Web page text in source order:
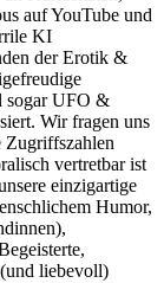
auf YouTube und
KI
der Erotik &
sogar UFO &
Wir fragen uns
Zugriffszahlen
vertretbar ist
einzigartige
Humor,
liebevoll)